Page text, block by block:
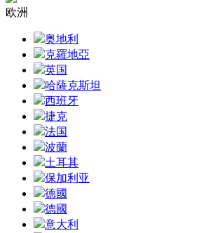
欧洲
奥地利
克羅地亞
英国
哈薩克斯坦
西班牙
捷克
法国
波蘭
土耳其
保加利亚
德國
德國
意大利